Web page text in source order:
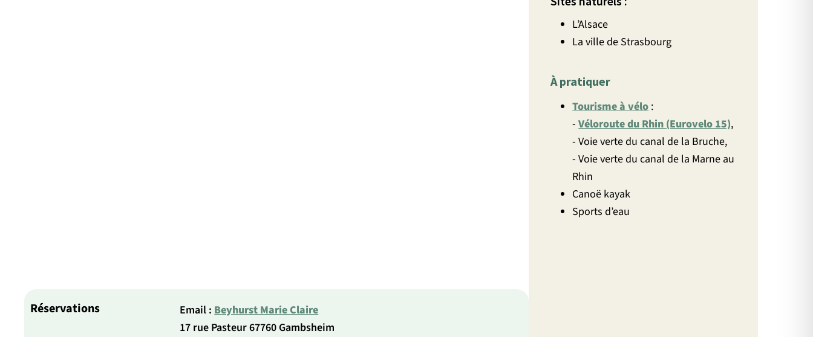
Réservations Email :Beyhurst Marie Claire
17 rue Pasteur 67760 Gambsheim
L’Alsace
La ville de Strasbourg
À pratiquer
Tourisme à vélo:
-Véloroute du Rhin (Eurovelo 15),
- Voie verte du canal de la Bruche,
- Voie verte du canal de la Marne au
Rhin
Canoë kayak
Sports d’eau